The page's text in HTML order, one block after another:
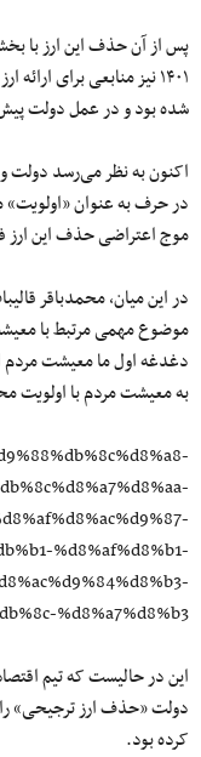
پس از آن حذف این ارز با
۱۴۰۱ نیز منابعی برای
شده بود و در عمل دولت
اکنون به نظر می‌رسد
در حرف به عنوان «اولویت»
موج اعتراضی حذف این ارز
در این میان، محمدباقر
موضوع مهمی مرتبط با
به معیشت مردم با اولویت
%d8%af%d8%b1-
%d8%a7%d8%b3
این در حالیست که تیم
دولت «حذف ارز ترجیحی»
کرده بود.